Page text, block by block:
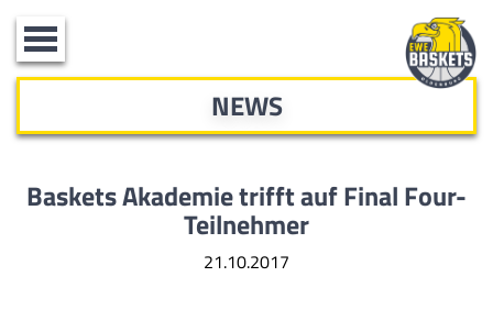
Toggle
navigation
NEWS
Baskets Akademie trifft auf Final Four-
Teilnehmer
21.10.2017